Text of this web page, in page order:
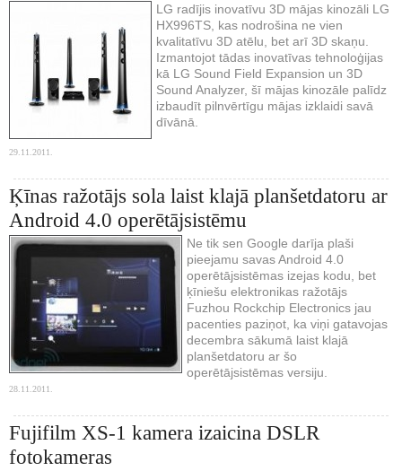
LG radījis inovatīvu 3D mājas kinozāli LG
HX996TS, kas nodrošina ne vien
kvalitatīvu 3D atēlu, bet arī 3D skaņu.
Izmantojot tādas inovatīvas tehnoloģijas
kā LG Sound Field Expansion un 3D
Sound Analyzer, šī mājas kinozāle palīdz
izbaudīt pilnvērtīgu mājas izklaidi savā
dīvānā.
29.11.2011.
Ķīnas ražotājs sola laist klajā planšetdatoru ar
Android 4.0 operētājsistēmu
Ne tik sen Google darīja plaši
pieejamu savas Android 4.0
operētājsistēmas izejas kodu, bet
ķīniešu elektronikas ražotājs
Fuzhou Rockchip Electronics jau
pacenties paziņot, ka viņi gatavojas
decembra sākumā laist klajā
planšetdatoru ar šo
operētājsistēmas versiju.
28.11.2011.
Fujifilm XS-1 kamera izaicina DSLR
fotokameras